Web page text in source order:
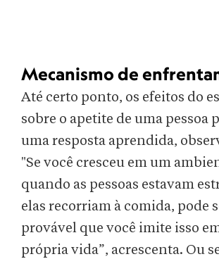
Mecanismo de
Até certo ponto, os efeitos do
sobre o apetite de uma pessoa
uma resposta aprendida,
"Se você cresceu em um
quando as pessoas estavam
elas recorriam à comida, pode
provável que você imite isso
própria vida”, acrescenta. Ou